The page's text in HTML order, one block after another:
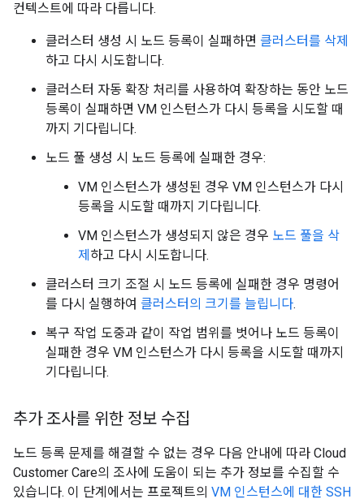
컨텍스트에 따라 다릅니다.
클러스터 생성 시 노드 등록이 실패하면 클러스터를 삭제
하고 다시 시도합니다.
클러스터 자동 확장 처리를 사용하여 확장하는 동안 노드
등록이 실패하면 VM 인스턴스가 다시 등록을 시도할 때
까지 기다립니다.
노드 풀 생성 시 노드 등록에 실패한 경우:
VM 인스턴스가 생성된 경우 VM 인스턴스가 다시
등록을 시도할 때까지 기다립니다.
VM 인스턴스가 생성되지 않은 경우 노드 풀을 삭
제 하고 다시 시도합니다.
클러스터 크기 조절 시 노드 등록에 실패한 경우 명령어
를 다시 실행하여 클러스터의 크기를 늘립니다.
복구 작업 도중과 같이 작업 범위를 벗어나 노드 등록이
실패한 경우 VM 인스턴스가 다시 등록을 시도할 때까지
기다립니다.
추가 조사를 위한 정보 수집
노드 등록 문제를 해결할 수 없는 경우 다음 안내에 따라 Cloud
Customer Care의 조사에 도움이 되는 추가 정보를 수집할 수
있습니다. 이 단계에서는 프로젝트의 VM 인스턴스에 대한 SSH